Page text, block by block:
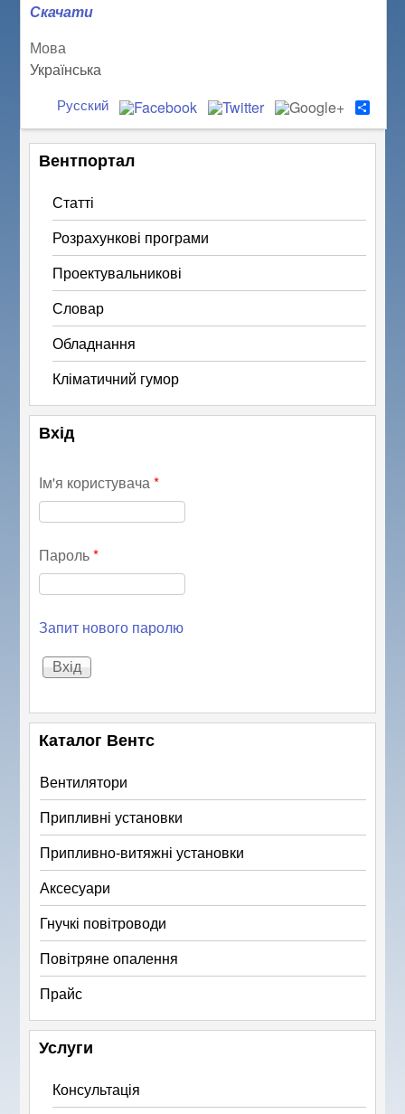
Скачати
Мова
Українська
S
h
a
r
Русский
Вентпортал
Статті
Розрахункові програми
Проектувальникові
Словар
Обладнання
Кліматичний гумор
Вхід
Ім'я користувача*
Пароль*
Запит нового паролю
Каталог Вентс
Вентилятори
Припливні установки
Припливно-витяжні установки
Аксесуари
Гнучкі повітроводи
Повітряне опалення
Прайс
Услуги
Консультація